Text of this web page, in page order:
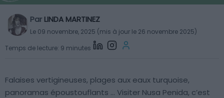
Par LINDA MARTINEZ
Le 09 novembre, 2025 (mis à jour le 26 novembre 2025)
Temps de lecture: 9 minutes
Falaises vertigineuses, plages aux eaux turquoise,
panoramas époustouflants … Visiter Nusa Penida, c’est